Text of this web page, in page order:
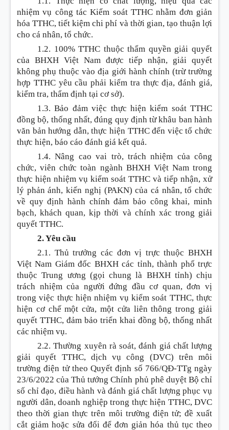
nhiệm vụ công tác Kiểm soát TTHC nhằm đơn giản
hóa TTHC, tiết kiệm chi phí và thời gian, tạo thuận lợi
cho cá nhân, tổ chức.
1.2. 100% TTHC thuộc thẩm quyền giải quyết
của BHXH Việt Nam được tiếp nhận, giải quyết
không phụ thuộc vào địa giới hành chính (trừ trường
hợp TTHC yêu cầu phải kiểm tra thực địa, đánh giá,
kiểm tra, thẩm định tại cơ sở).
1.3. Bảo đảm việc thực hiện kiểm soát TTHC
đồng bộ, thống nhất, đúng quy định từ khâu ban hành
văn bản hướng dẫn, thực hiện TTHC đến việc tổ chức
thực hiện, báo cáo đánh giá kết quả.
1.4. Nâng cao vai trò, trách nhiệm của công
chức, viên chức toàn ngành BHXH Việt Nam trong
thực hiện nhiệm vụ kiểm soát TTHC và tiếp nhận, xử
lý phản ánh, kiến nghị (PAKN) của cá nhân, tổ chức
về quy định hành chính đảm bảo công khai, minh
bạch, khách quan, kịp thời và chính xác trong giải
quyết TTHC.
2. Yêu cầu
2.1. Thủ trưởng các đơn vị trực thuộc BHXH
Việt Nam Giám đốc BHXH các tỉnh, thành phố trực
thuộc Trung ương (gọi chung là BHXH tỉnh) chịu
trách nhiệm của người đứng đầu cơ quan, đơn vị
trong việc thực hiện nhiệm vụ kiểm soát TTHC, thực
hiện cơ chế một cửa, một cửa liên thông trong giải
quyết TTHC, đảm bảo triển khai đồng bộ, thống nhất
các nhiệm vụ.
2.2. Thường xuyên rà soát, đánh giá chất lượng
giải quyết TTHC, dịch vụ công (DVC) trên môi
trường điện tử theo Quyết định số 766/QĐ-TTg ngày
23/6/2022 của Thủ tướng Chính phủ phê duyệt Bộ chỉ
số chỉ đạo, điều hành và đánh giá chất lượng phục vụ
người dân, doanh nghiệp trong thực hiện TTHC, DVC
theo thời gian thực trên môi trường điện tử; đề xuất
cắt giảm hoặc sửa đổi để đơn giản hóa thủ tục theo